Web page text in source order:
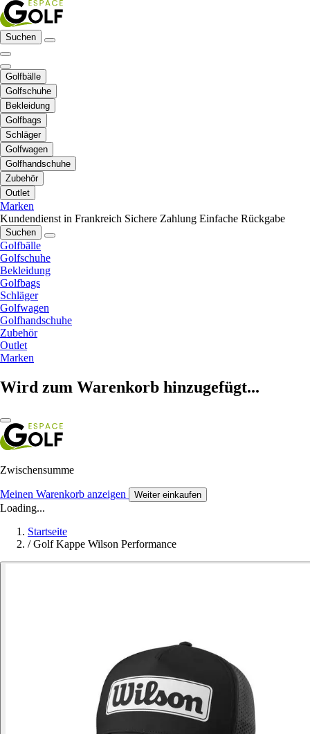
Suchen
Golfbälle
Golfschuhe
Bekleidung
Golfbags
Schläger
Golfwagen
Golfhandschuhe
Zubehör
Outlet
Marken
Kundendienst in Frankreich Sichere Zahlung Einfache Rückgabe
Suchen
Golfbälle
Golfschuhe
Bekleidung
Golfbags
Schläger
Golfwagen
Golfhandschuhe
Zubehör
Outlet
Marken
Wird zum Warenkorb hinzugefügt...
Zwischensumme
Meinen Warenkorb anzeigen Weiter einkaufen
Loading...
Startseite
/ Golf Kappe Wilson Performance